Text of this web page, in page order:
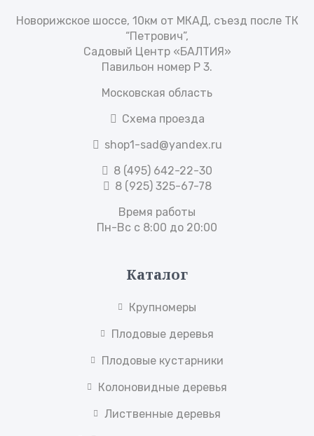
Новорижское шоссе, 10км от МКАД, съезд после ТК
“Петрович”,
Садовый Центр «БАЛТИЯ»
Павильон номер Р 3.
Московская область
Схема проезда
shop1-sad@yandex.ru
8 (495) 642-22-30
8 (925) 325-67-78
Время работы
Пн-Вс с 8:00 до 20:00
Каталог
Крупномеры
Плодовые деревья
Плодовые кустарники
Колоновидные деревья
Лиственные деревья